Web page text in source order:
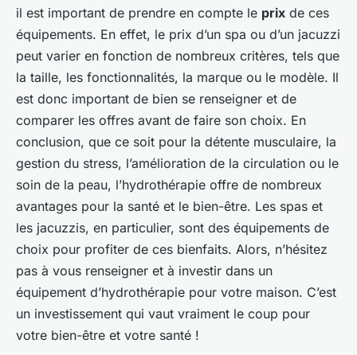
il est important de prendre en compte le prix de ces
équipements. En effet, le prix d’un spa ou d’un jacuzzi
peut varier en fonction de nombreux critères, tels que
la taille, les fonctionnalités, la marque ou le modèle. Il
est donc important de bien se renseigner et de
comparer les offres avant de faire son choix. En
conclusion, que ce soit pour la détente musculaire, la
gestion du stress, l’amélioration de la circulation ou le
soin de la peau, l’hydrothérapie offre de nombreux
avantages pour la santé et le bien-être. Les spas et
les jacuzzis, en particulier, sont des équipements de
choix pour profiter de ces bienfaits. Alors, n’hésitez
pas à vous renseigner et à investir dans un
équipement d’hydrothérapie pour votre maison. C’est
un investissement qui vaut vraiment le coup pour
votre bien-être et votre santé !